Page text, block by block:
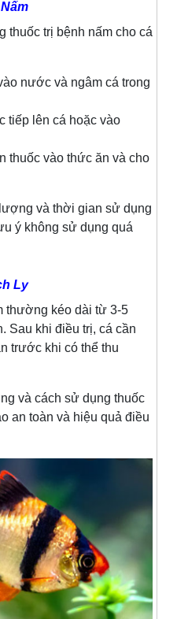
thuốc trị bệnh nấm cho cá
nước và ngâm cá trong
tiếp lên cá hoặc vào
thuốc vào thức ăn và cho
và thời gian sử dụng
ý không sử dụng quá
Ly
thường kéo dài từ 3-5
Sau khi điều trị, cá cần
trước khi có thể thu
và cách sử dụng thuốc
an toàn và hiệu quả điều